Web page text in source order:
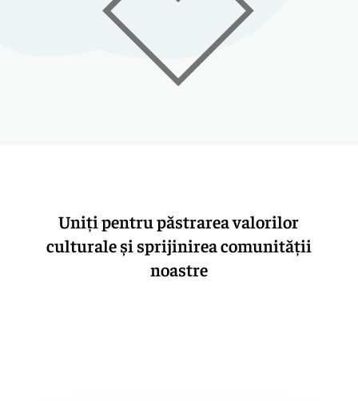
Uniți pentru păstrarea valorilor
culturale și sprijinirea comunității
noastre